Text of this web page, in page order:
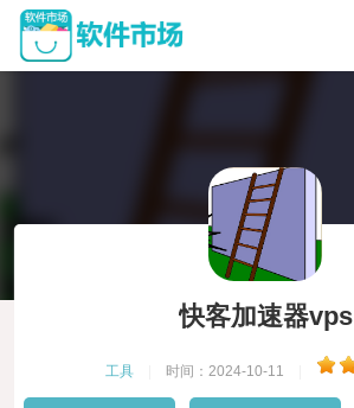
快客加速器vps
工具 时间：2024-10-11